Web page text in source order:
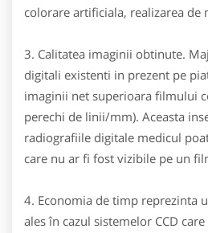
colorare artificiala, realizarea de
3. Calitatea imaginii obtinute.
digitali existenti in prezent pe
imaginii net superioara filmului
perechi de linii/mm). Aceasta
radiografiile digitale medicul
care nu ar fi fost vizibile pe un
4. Economia de timp reprezinta
ales în cazul sistemelor CCD